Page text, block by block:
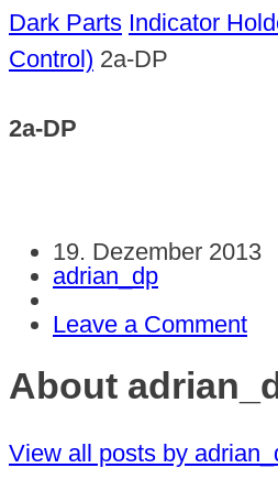
Dark Parts Indicator
Control) 2a-DP
2a-DP
19. Dezember 2013
adrian_dp
Leave a Comment
About
View all posts by